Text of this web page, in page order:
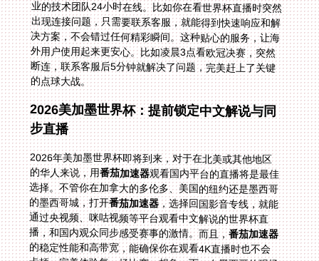
的点球大战。
2026美加墨世界杯：提前锁定中文解说与同
步直播
2026年美加墨世界杯即将到来，对于在北美或其他地区
的华人来说，用番茄加速器观看国内平台的直播将是最佳
选择。不管你在加拿大的多伦多、美国的纽约还是墨西哥
的墨西哥城，打开番茄加速器，选择回国影音专线，就能
通过央视频、咪咕视频等平台观看中文解说的世界杯直
播，和国内观众同步感受赛事的激情。而且，番茄加速器
的稳定性能和高带宽，能确保你在观看4K直播时也不会
卡顿，完美体验每一场比赛。想象一下，在墨西哥的现场
附近，用中文解说看世界杯，那种亲切感和代入感，绝对